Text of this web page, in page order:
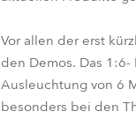
Vor allen der erst
den Demos. Das
Ausleuchtung von 6
besonders bei den